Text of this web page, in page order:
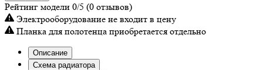
Рейтинг модели 0/5 (0 отзывов)
Электрооборудование не входит в цену
Планка для полотенца приобретается отдельно
Описание
Схема радиатора